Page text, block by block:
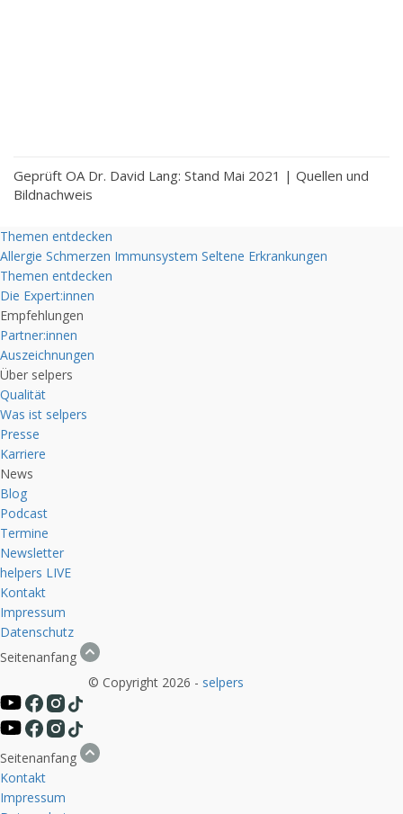
Geprüft OA Dr. David Lang: Stand Mai 2021 | Quellen und
Bildnachweis
Themen entdecken
Allergie Schmerzen Immunsystem Seltene Erkrankungen
Themen entdecken
Die Expert:innen
Empfehlungen
Partner:innen
Auszeichnungen
Über selpers
Qualität
Was ist selpers
Presse
Karriere
News
Blog
Podcast
Termine
Newsletter
helpers LIVE
Kontakt
Impressum
Datenschutz
Seitenanfang
© Copyright 2026 - selpers
Seitenanfang
Kontakt
Impressum